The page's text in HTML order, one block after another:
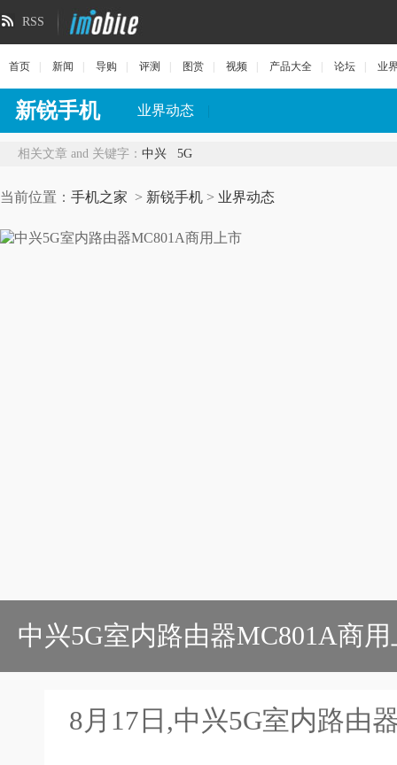
RSS
首页 新闻 导购 评测 图赏 视频 产品大全 论坛 业
新锐手机 业界动态
相关文章 and 关键字： 中兴 5G
当前位置： 手机之家 > 新锐手机 > 业界动态
中兴5G室内路由器MC801A商
8月17日,中兴5G室内路由